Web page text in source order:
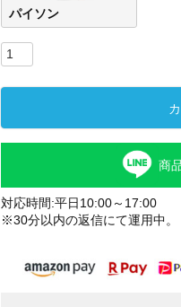
パイソン
商
対応時間:平日10:00～17:00
※30分以内の返信にて運用中。